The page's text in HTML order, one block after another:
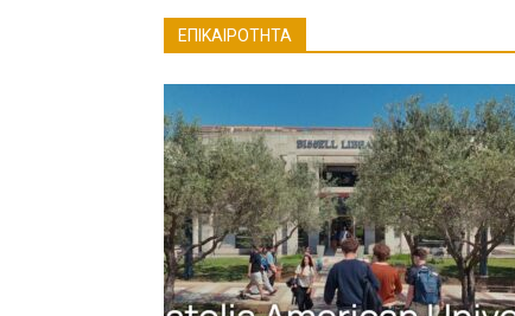
ΕΠΙΚΑΙΡΟΤΗΤΑ